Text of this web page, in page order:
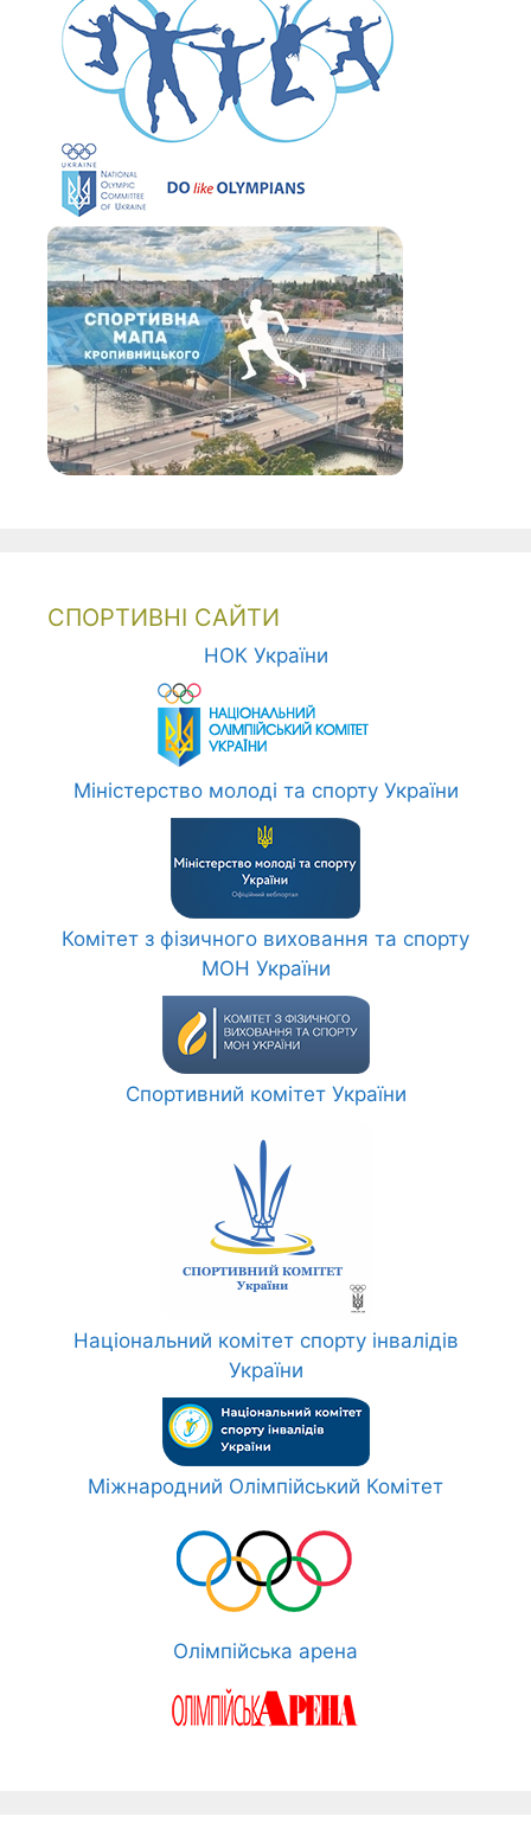
СПОРТИВНІ САЙТИ
НОК України
Міністерство молоді та спорту України
Комітет з фізичного виховання та спорту
МОН України
Спортивний комітет України
Національний комітет спорту інвалідів
України
Міжнародний Олімпійський Комітет
Олімпійська арена